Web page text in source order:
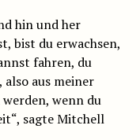
hin und her
bist du erwachsen,
fahren, du
aus meiner
wenn du
sagte Mitchell